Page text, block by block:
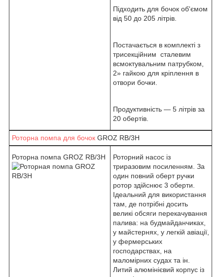
Підходить для бочок об'ємом
від 50 до 205 літрів.
Постачається в комплекті з
трисекційним сталевим
всмоктувальним патрубком,
2» гайкою для кріплення в
отвори бочки.
Продуктивність — 5 літрів за
20 обертів.
Роторна помпа для бочок GROZ RB/3H
Роторна помпа GROZ RB/3H
Роторний насос із
триразовим посиленням. За
один повний оберт ручки
ротор здійснює 3 оберти.
Ідеальний для використання
там, де потрібні досить
великі обсяги перекачування
палива: на будмайданчиках,
у майстернях, у легкій авіації,
у фермерських
господарствах, на
маломірних судах та ін.
Литий алюмінієвий корпус із